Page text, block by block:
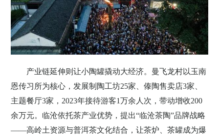
产业链延伸则让小陶罐撬动大经济。曼飞龙村以玉南
恩传习所为核心，发展制陶工坊25家、傣陶售卖店3家、
主题餐厅3家， 2023年接待游客1万余人次，带动增收200
余万元。临沧依托茶产业优势，提出“临沧茶陶”品牌战略
——高岭土资源与普洱茶文化结合，让茶炉、茶罐成为爆